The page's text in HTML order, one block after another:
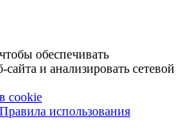
обеспечивать
и анализировать сетевой
cookie
Правила использования